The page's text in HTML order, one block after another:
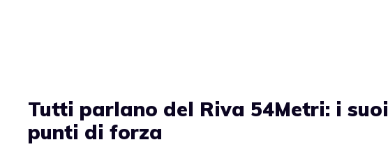
Tutti parlano del Riva 54Metri: i suoi
punti di forza